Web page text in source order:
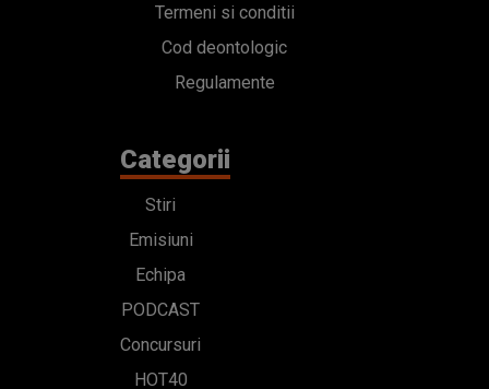
Termeni si conditii
Cod deontologic
Regulamente
Categorii
Stiri
Emisiuni
Echipa
PODCAST
Concursuri
HOT40